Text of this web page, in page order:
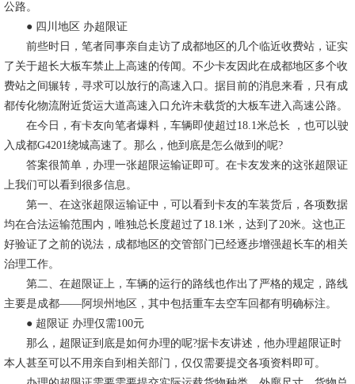
公路。
● 四川地区 办超限证
前些时日，笔者同事亲自走访了成都地区的几个临近收费站，证实
了关于超长大板车禁止上高速的传闻。不少卡友因此在成都地区多个收
费站之间辗转，寻求可以放行的高速入口。据目前的消息来看，只有成
都传化物流附近货运大道高速入口允许未载货的大板车进入高速公路。
在今日，有卡友向笔者爆料，车辆即使超过18.1米总长 ，也可以驶
入成都G4201绕城高速了。那么，他到底是怎么做到的呢?
答案很简单，办理一张超限运输证即可。在卡友发来的这张超限证
上我们可以看到很多信息。
第一、在这张超限运输证中，可以看到卡友的车装货后，各项数据
均在合法运输范围内，唯独总长度超过了18.1米，达到了20米。这也正
好验证了之前的说法，成都地区的交管部门已经逐步增强超长车的相关
治理工作。
第二、在超限证上，车辆的运行的路线也作出了严格的规定，路线
主要是成都——阿坝州地区，其中包括重车去空车回都有明确标注。
● 超限证 办理仅需100元
那么，超限证到底是如何办理的呢?据卡友讲述，他办理超限证时
本人甚至可以不用亲自到相关部门，仅仅需要提交各项资料即可。